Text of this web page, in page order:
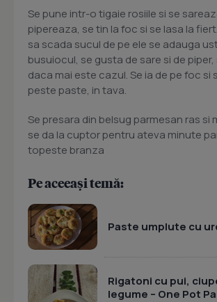
Se pune intr-o tigaie rosiile si se
pipereaza, se tin la foc si se lasa la
sa scada sucul de pe ele se adauga
busuiocul, se gusta de sare si de piper,
daca mai este cazul. Se ia de pe foc si
peste paste, in tava.
Se presara din belsug parmesan ras si
se da la cuptor pentru ateva minute
topeste branza
Pe aceeași temă:
Paste umplute cu
Rigatoni cu pui,
legume – One Pot